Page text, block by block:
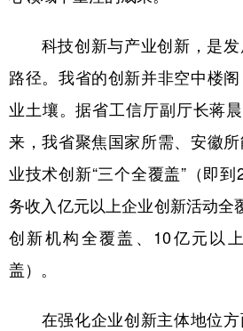
科技创新与产业创新，是发
路径。我省的创新并非空中楼
业土壤。据省工信厅副厅长蒋
来，我省聚焦国家所需、安徽
业技术创新“三个全覆盖”（即
务收入亿元以上企业创新活动全
创新机构全覆盖、10亿元以
盖）。
在强化企业创新主体地位方